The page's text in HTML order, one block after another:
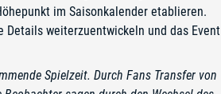
im Saisonkalender etablieren.
Details weiterzuentwickeln und das Event
Spielzeit. Durch Fans Transfer von